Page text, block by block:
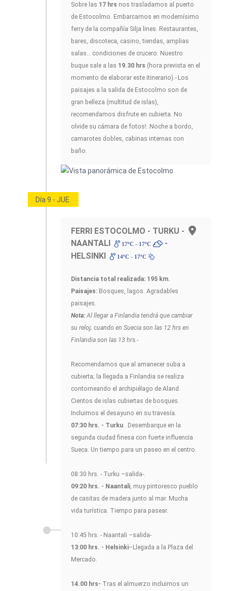
Sobre las 17 hrs nos trasladamos al puerto
de Estocolmo. Embarcamos en modernísimo
ferry de la compañía Silja lines. Restaurantes,
bares, discoteca, casino, tiendas, amplias
salas… condiciones de crucero. Nuestro
buque sale a las 19.30 hrs (hora prevista en el
momento de elaborar este itinerario).- Los
paisajes a la salida de Estocolmo son de
gran belleza (multitud de islas),
recomendamos disfrute en cubierta. No
olvide su cámara de fotos!. Noche a bordo,
camarotes dobles, cabinas internas con
baño.
Día 9 - JUE.
FERRI ESTOCOLMO - TURKU -
NAANTALI
17ºC - 17ºC
-
HELSINKI
14ºC - 17ºC
Distancia total realizada: 195 km.
Paisajes: Bosques, lagos. Agradables
paisajes.
Nota:Al llegar a Finlandia tendrá que cambiar
su reloj; cuando en Suecia son las 12 hrs en
Finlandia son las 13 hrs.-
Recomendamos que al amanecer suba a
cubierta; la llegada a Finlandia se realiza
contorneando el archipiélago de Aland.
Cientos de islas cubiertas de bosques.
Incluimos el desayuno en su travesía.
07:30 hrs. - Turku . Desembarque en la
segunda ciudad finesa con fuerte influencia
Sueca. Un tiempo para un paseo en el centro.
08:30 hrs. - Turku –salida-.
09:20 hrs. - Naantali, muy pintoresco pueblo
de casitas de madera junto al mar. Mucha
vida turística. Tiempo para pasear.
10:45 hrs. - Naantali –salida-
13:00 hrs. - Helsinki–Llegada a la Plaza del
Mercado.
14.00 hrs- Tras el almuerzo incluimos un